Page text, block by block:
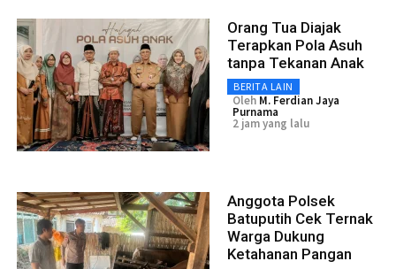
Orang Tua Diajak
Terapkan Pola Asuh
tanpa Tekanan Anak
BERITA LAIN
Oleh M. Ferdian Jaya
Purnama
2 jam yang lalu
Anggota Polsek
Batuputih Cek Ternak
Warga Dukung
Ketahanan Pangan